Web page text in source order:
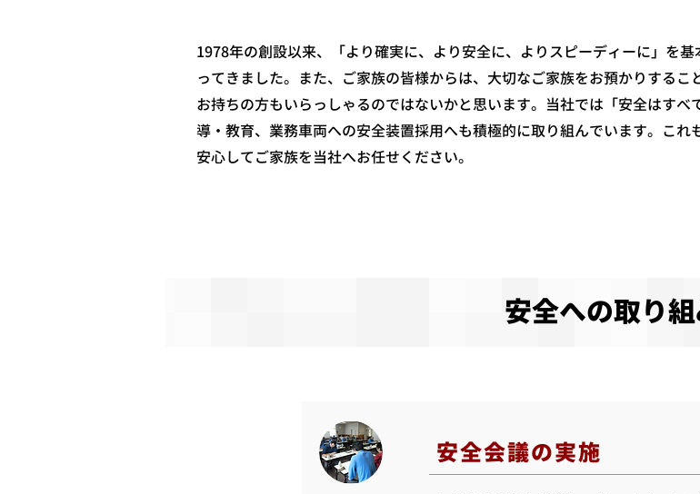
1978年の創設以来、「より確実に、より安全に、よりスピーディーに」を
ってきました。また、ご家族の皆様からは、大切なご家族をお預かりする
お持ちの方もいらっしゃるのではないかと思います。当社では「安全はす
導・教育、業務車両への安全装置採用へも積極的に取り組んでいます。これ
​安心してご家族を当社へお任せください。
安全への取り
安全会議の実施